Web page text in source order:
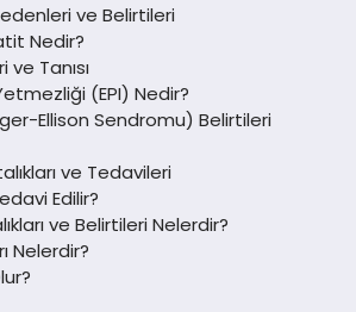
ve Belirtileri
Nedir?
Tanısı
(EPI) Nedir?
Ellison Sendromu) Belirtileri
ve Tedavileri
Edilir?
ve Belirtileri Nelerdir?
Nelerdir?